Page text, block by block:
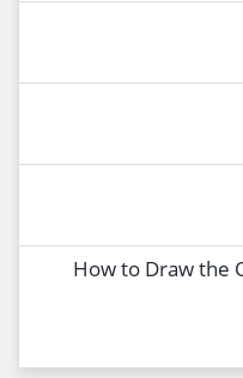
How to Draw the